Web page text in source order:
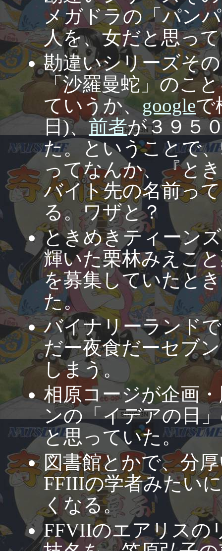
メガドラの「パン
人を、女だと思っ
勘違いシリーズそ
「沙羅曼蛇」のこ
ていうか、 googleで
日)、前者が３９５
た。ということで
ってなんか、『と
バイト先の名前っ
る。ワザと？
ときめきティーン
輝いた栗林みえこ
を募集していたと
た。
バイナリーランド
だー夜食だーセブ
しまう。
相原コージが企画
ンの「イデアの日
と思っていた。
図書館とかで、分
FFIIIの学者みたい
くなる。
FFVIIのエアリスの